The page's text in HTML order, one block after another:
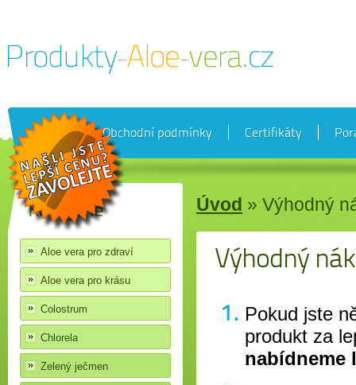
Akce Obchodní podmínky Certifikáty
Kategorie
Aloe vera pro zdraví
Aloe vera pro krásu
Colostrum
Chlorela
Zelený ječmen
Úvod » Výhodný
Výhodný
Pokud jste
produkt za
nabídneme